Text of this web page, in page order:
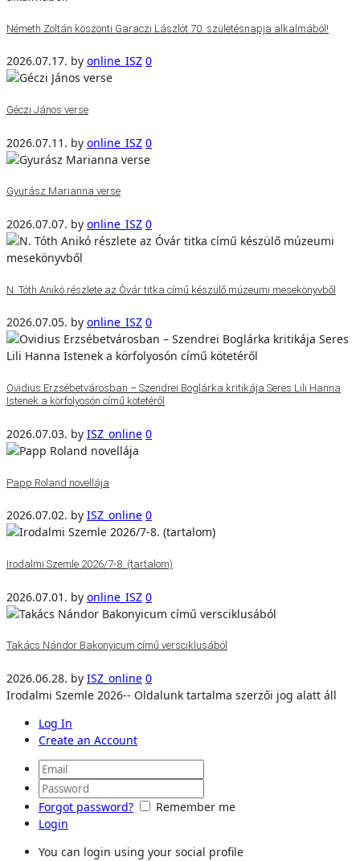
Németh Zoltán köszönti Garaczi Lászlót 70. születésnapja alkalmából!
2026.07.17. by online_ISZ 0
Géczi János verse
2026.07.11. by online_ISZ 0
Gyurász Marianna verse
2026.07.07. by online_ISZ 0
N. Tóth Anikó részlete az Óvár titka című készülő múzeumi mesekönyvből
2026.07.05. by online_ISZ 0
Ovidius Erzsébetvárosban – Szendrei Boglárka kritikája Seres Lili Hanna
Istenek a körfolyosón című kötetéről
2026.07.03. by ISZ_online 0
Papp Roland novellája
2026.07.02. by ISZ_online 0
Irodalmi Szemle 2026/7-8. (tartalom)
2026.07.01. by online_ISZ 0
Takács Nándor Bakonyicum című versciklusából
2026.06.28. by ISZ_online 0
Irodalmi Szemle 2026-- Oldalunk tartalma szerzői jog alatt áll
Log In
Create an Account
Forgot password?
Remember me
Login
You can login using your social profile